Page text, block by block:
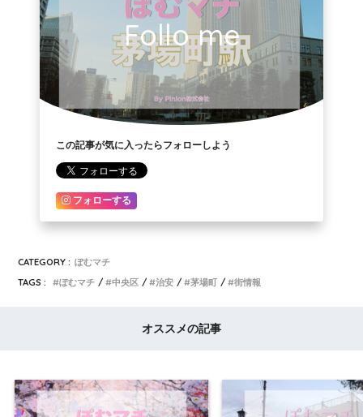
Follo me
この記事が気に入ったらフォローしよう
フォローする
CATEGORY : ぽむマチ
TAGS :
ぽむマチ 中央区 治安 茅場町 街情報
オススメの記事